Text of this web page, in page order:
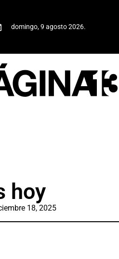
domingo, 9 agosto 2026.
hoy
18, 2025